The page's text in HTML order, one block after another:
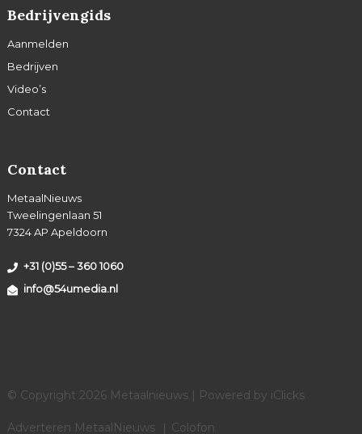
Bedrijvengids
Aanmelden
Bedrijven
Video’s
Contact
Contact
MetaalNieuws
Tweelingenlaan 51
7324 AP Apeldoorn
+31 (0)55 – 360 1060
info@54umedia.nl
© Copyright 2026 Metaalnieuws | Powered by iClicks
Adverteren MetaalNieuws Colofon